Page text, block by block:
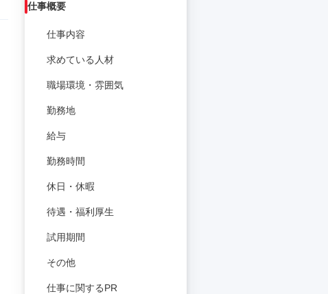
仕事概要
仕事内容
求めている人材
職場環境・雰囲気
勤務地
給与
勤務時間
休日・休暇
待遇・福利厚生
試用期間
その他
仕事に関するPR